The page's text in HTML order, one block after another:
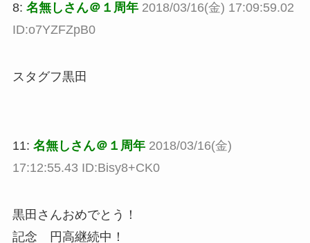
8: 名無しさん＠１周年 2018/03/16(金) 17:09:59.02
ID:o7YZFZpB0
スタグフ黒田
11: 名無しさん＠１周年 2018/03/16(金)
17:12:55.43 ID:Bisy8+CK0
黒田さんおめでとう！
記念 円高継続中！